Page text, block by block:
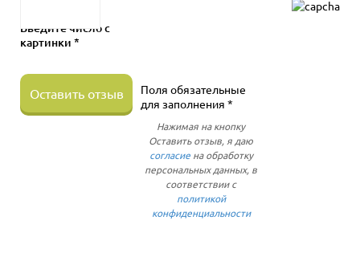
Введите число с
картинки *
Оставить отзыв
Поля обязательные
для заполнения *
Нажимая на кнопку
Оставить отзыв, я даю
согласиена обработку
персональных данных, в
соответствии с
политикой
конфиденциальности